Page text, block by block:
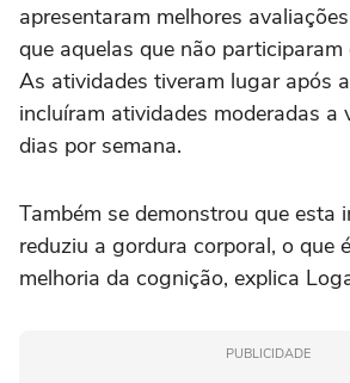
apresentaram melhores
que aquelas que não participaram
As atividades tiveram lugar após
incluíram atividades moderadas a
dias por semana.
Também se demonstrou que esta
reduziu a gordura corporal, o que
melhoria da cognição, explica
PUBLICIDADE